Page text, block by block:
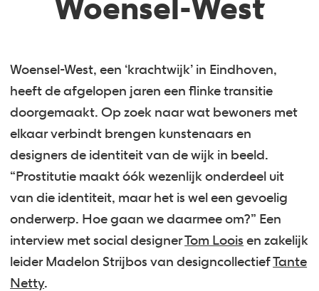
Woensel-West
Woensel-West, een ‘krachtwijk’ in Eindhoven,
heeft de afgelopen jaren een flinke transitie
doorgemaakt. Op zoek naar wat bewoners met
elkaar verbindt brengen kunstenaars en
designers de identiteit van de wijk in beeld.
“Prostitutie maakt óók wezenlijk onderdeel uit
van die identiteit, maar het is wel een gevoelig
onderwerp. Hoe gaan we daarmee om?” Een
interview met social designerTom Loois en zakelijk
leider Madelon Strijbos van designcollectiefTante
Netty.